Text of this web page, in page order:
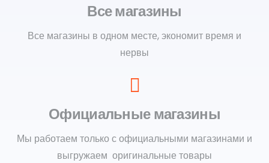
Все магазины
Все магазины в одном месте, экономит время и
нервы
Официальные магазины
Мы работаем только с официальными магазинами и
выгружаем оригинальные товары